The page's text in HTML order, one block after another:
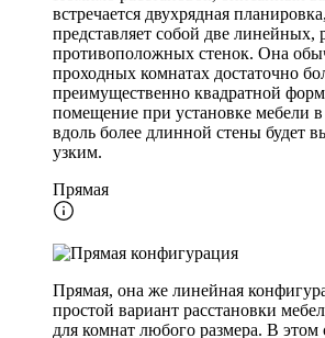
встречается двухрядная
представляет собой две
противоположных стенок. Она
проходных комнатах достаточно
преимущественно квадратной
помещение при установке мебели
вдоль более длинной стены будет
узким.
Прямая
Прямая, она же линейная
простой вариант расстановки
для комнат любого размера. В этом